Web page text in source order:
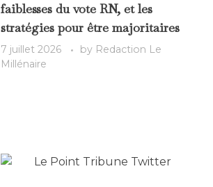
faiblesses du vote RN, et les
stratégies pour être majoritaires
7 juillet 2026 by Redaction Le
Millénaire